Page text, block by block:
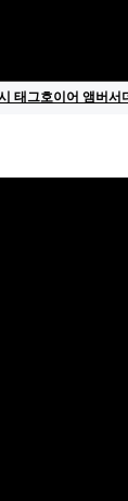
태그호이어 앰버